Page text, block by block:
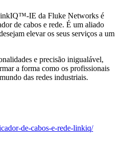
IE da Fluke Networks é
de cabos e rede. É um aliado
elevar os seus serviços a um
e precisão inigualável,
a forma como os profissionais
das redes industriais.
de-cabos-e-rede-linkiq/